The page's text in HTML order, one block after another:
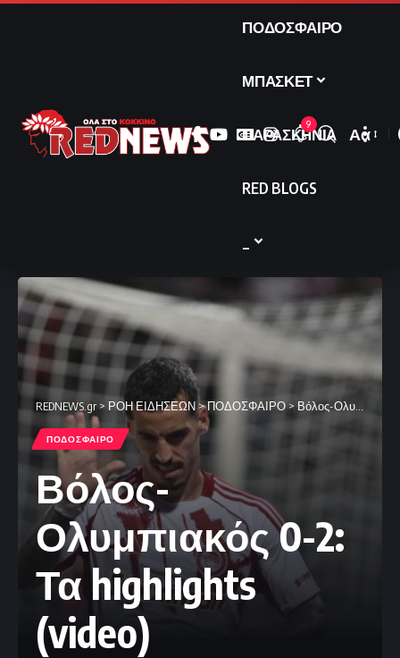
ΠΟΔΟΣΦΑΙΡΟ
ΜΠΑΣΚΕΤ
ΠΑΡΑΣΚΗΝΙΑ
RED BLOGS
9
Font
Αα
REDNEWS.gr> ΡΟΗ ΕΙΔΗΣΕΩΝ>ΠΟΔΟΣΦΑΙΡΟ> Βόλος-Ολυμπιακός 0-2: Τα highlights (video)
ΠΟΔΟΣΦΑΙΡΟ
Βόλος-
Ολυμπιακός 0-2:
Τα highlights
(video)